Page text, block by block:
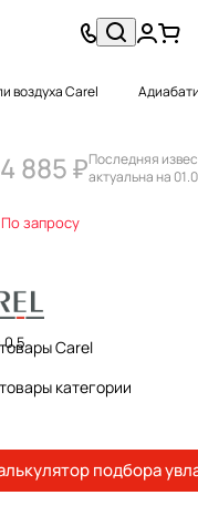
воздуха Carel
0.5
885 ₽Последняя
актуальна на
По запросу
Carel
категории
подбора